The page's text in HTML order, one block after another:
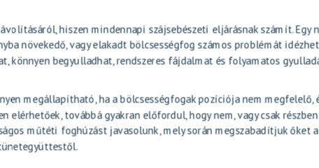
, hiszen mindennapi szájsebészeti eljárásnak számít. Egy
növekedő, vagy elakadt bölcsességfog számos problémát
könnyen begyulladhat, rendszeres fájdalmat és folyamatos
megállapítható, ha a bölcsességfogak pozíciója nem megfelelő,
elérhetőek, továbbá gyakran előfordul, hogy nem, vagy csak részben
műtéti foghúzást javasolunk, mely során megszabadítjuk őket a